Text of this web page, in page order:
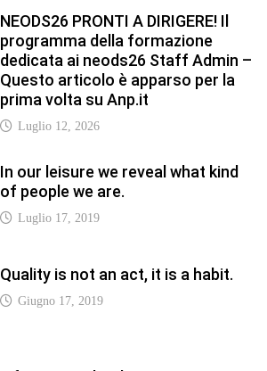
Quality is not an act, it is a habit.
Giugno 17, 2019
Life is 10% what happens to you
and 90% how you react to it.
Giugno 17, 2017
Life is really simple, but we insist
on making it complicated.